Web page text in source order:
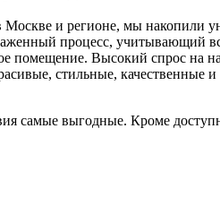
Москве и регионе, мы накопили
процесс, учитывающий
помещение. Высокий спрос на
стильные,
самые выгодные. Кроме